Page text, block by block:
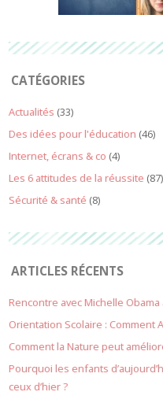
CATÉGORIES
Actualités (33)
Des idées pour l'éducation (46)
Internet, écrans & co (4)
Les 6 attitudes de la réussite (87)
Sécurité & santé (8)
ARTICLES RÉCENTS
Rencontre avec Michelle
Orientation Scolaire : Comment
Comment la Nature peut
Pourquoi les enfants
ceux d’hier ?